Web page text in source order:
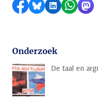
Delen op Facebook
Delen viaDelen op
Delen
Onderzoek
De taal en